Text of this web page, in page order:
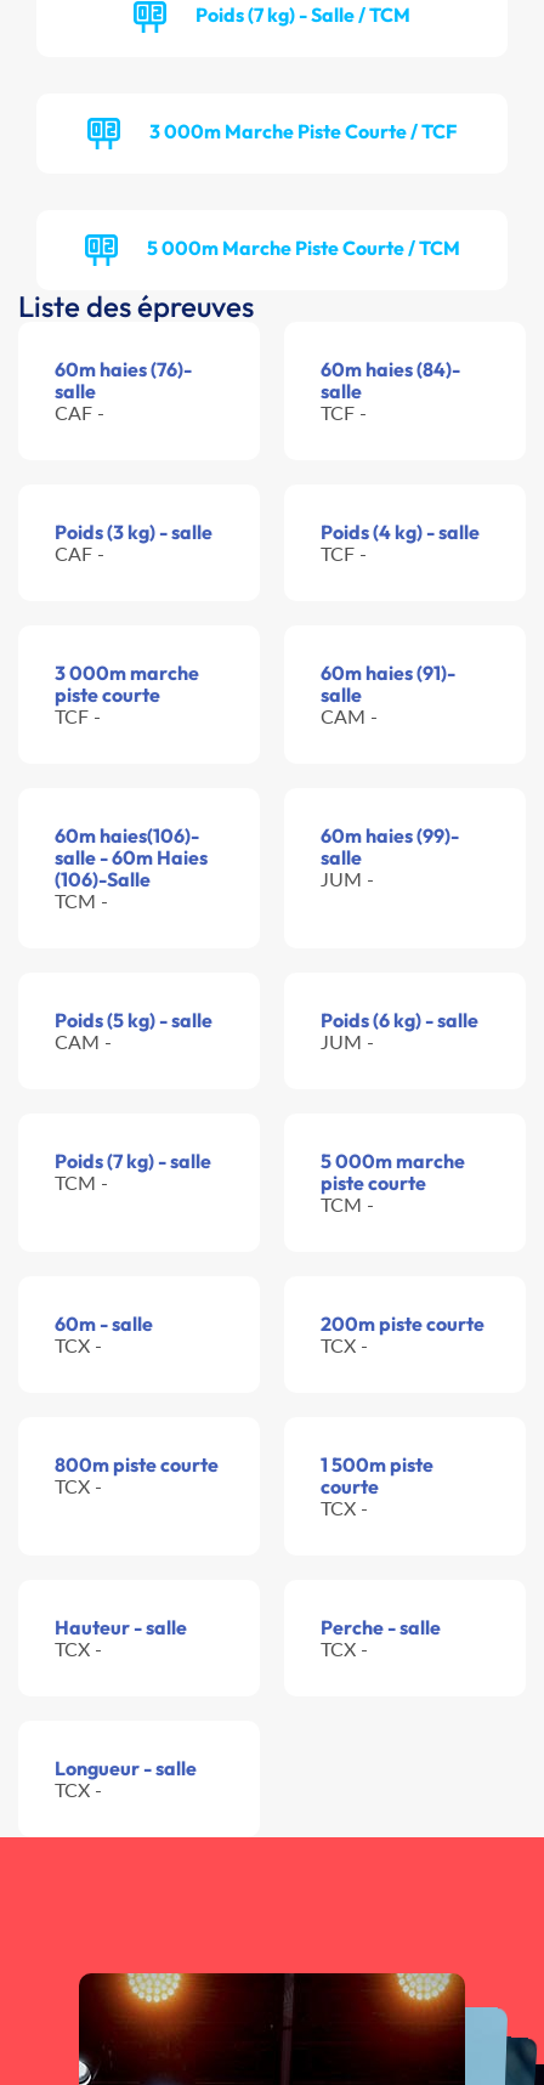
Poids (7 kg) - Salle / TCM
3 000m Marche Piste Courte / TCF
5 000m Marche Piste Courte / TCM
Liste des épreuves
60m haies (76)-
salle
CAF -
60m haies (84)-
salle
TCF -
Poids (3 kg) - salle
CAF -
Poids (4 kg) - salle
TCF -
3 000m marche
piste courte
TCF -
60m haies (91)-
salle
CAM -
60m haies(106)-
salle - 60m Haies
(106)-Salle
TCM -
60m haies (99)-
salle
JUM -
Poids (5 kg) - salle
CAM -
Poids (6 kg) - salle
JUM -
Poids (7 kg) - salle
TCM -
5 000m marche
piste courte
TCM -
60m - salle
TCX -
200m piste courte
TCX -
800m piste courte
TCX -
1 500m piste
courte
TCX -
Hauteur - salle
TCX -
Perche - salle
TCX -
Longueur - salle
TCX -